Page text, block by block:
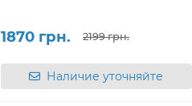
1870 грн. 2199 грн.
Наличие уточняйте